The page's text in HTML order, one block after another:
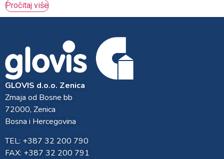
Pročitaj više
GLOVIS d.o.o. Zenica
Zmaja od Bosne bb
72000, Zenica
Bosna i Hercegovina
TEL: +387 32 200 790
FAX: +387 32 200 791